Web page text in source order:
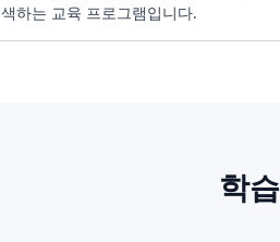
색하는 교육 프로그램입니다.
학